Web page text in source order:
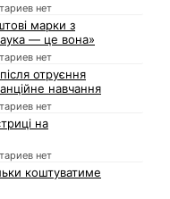
нет
марки з
— це вона»
нет
отруєння
навчання
нет
на
нет
коштуватиме